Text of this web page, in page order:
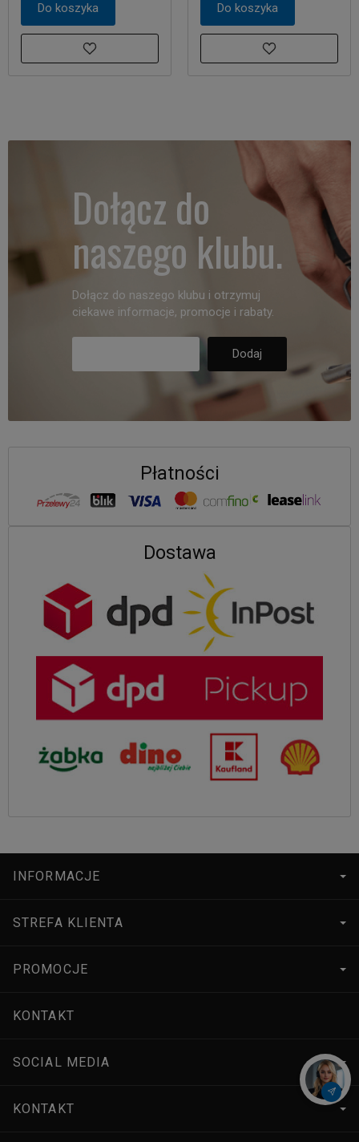
Do koszyka Do koszyka
Dołącz do
naszego klubu.
Dołącz do naszego klubu i otrzymuj
ciekawe informacje, promocje i rabaty.
Płatności
Dostawa
INFORMACJE
STREFA KLIENTA
PROMOCJE
KONTAKT
SOCIAL MEDIA
KONTAKT